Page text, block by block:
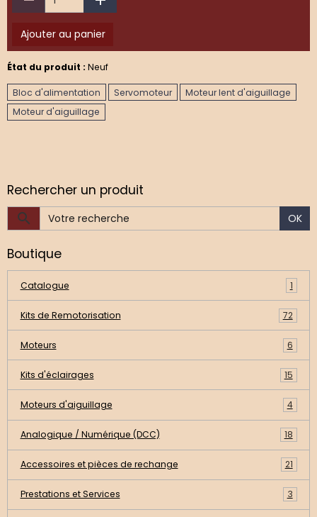
Ajouter au panier
État du produit : Neuf
Bloc d'alimentation Servomoteur
Moteur lent d'aiguillage
Moteur d'aiguillage
Rechercher un produit
OK
Boutique
Catalogue 1
Kits de Remotorisation 72
Moteurs 6
Kits d'éclairages 15
Moteurs d'aiguillage 4
Analogique / Numérique (DCC) 18
Accessoires et pièces de rechange 21
Prestations et Services 3